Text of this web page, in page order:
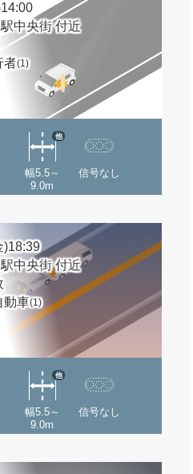
中央街 付近
者(1)
幅5.5～
9.0m
他
信号なし
)18:39
中央街 付近
動車(1)
幅5.5～
9.0m
他
信号なし